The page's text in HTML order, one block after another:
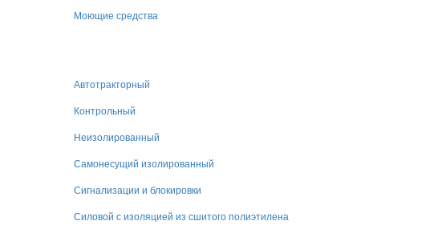
Моющие средства
Автотракторный
Контрольный
Неизолированный
Самонесущий изолированный
Сигнализации и блокировки
Силовой с изоляцией из сшитого полиэтилена